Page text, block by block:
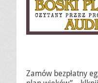
Zamów bezpłatny